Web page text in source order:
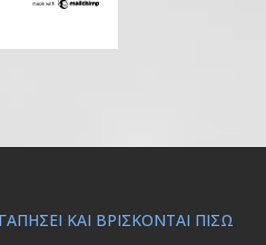
ΚΑΙ ΒΡΊΣΚΟΝΤΑΙ ΠΊΣΩ